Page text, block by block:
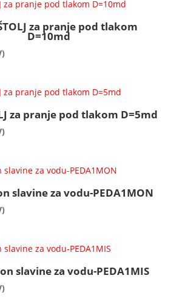
960,00 €
do
1.260,00 €
za pranje pod tlakom
D=10md
za pranje pod tlakom D=5md
slavine za vodu-PEDA1MON
slavine za vodu-PEDA1MIS